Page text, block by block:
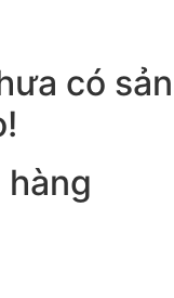
có sản